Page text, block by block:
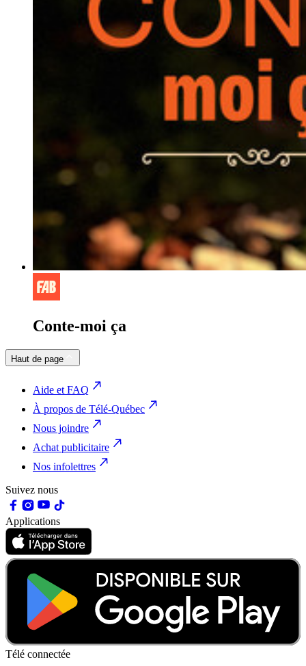
Conte-moi ça
Haut de page
Aide et FAQ
À propos de Télé-Québec
Nous joindre
Achat publicitaire
Nos infolettres
Suivez nous
Applications
Télé connectée